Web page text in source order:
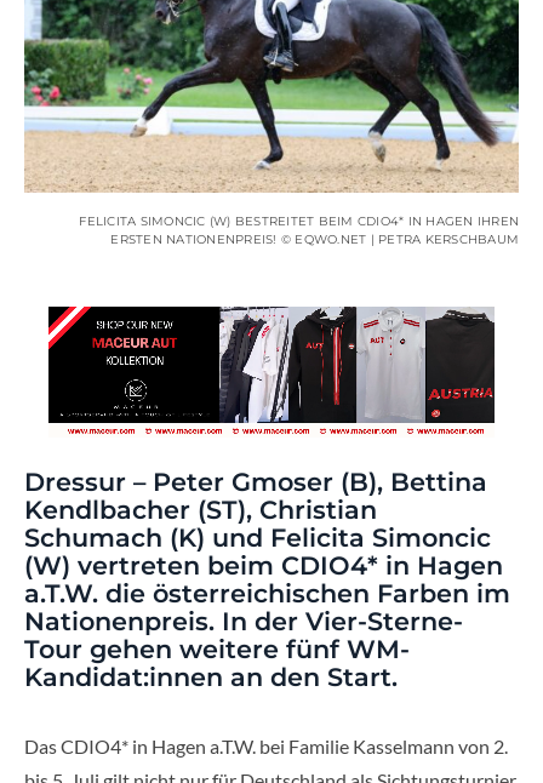
FELICITA SIMONCIC (W) BESTREITET BEIM CDIO4* IN HAGEN IHREN
ERSTEN NATIONENPREIS! © EQWO.NET | PETRA KERSCHBAUM
Dressur – Peter Gmoser (B), Bettina
Kendlbacher (ST), Christian
Schumach (K) und Felicita Simoncic
(W) vertreten beim CDIO4* in Hagen
a.T.W. die österreichischen Farben im
Nationenpreis. In der Vier-Sterne-
Tour gehen weitere fünf WM-
Kandidat:innen an den Start.
Das CDIO4* in Hagen a.T.W. bei Familie Kasselmann von 2.